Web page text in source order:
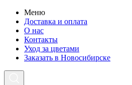
Меню
Доставка и оплата
О нас
Контакты
Уход за цветами
Заказать в Новосибирске